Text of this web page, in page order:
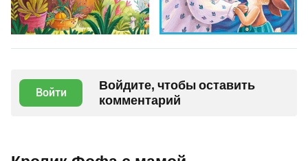
Войти
Войдите, чтобы оставить
комментарий